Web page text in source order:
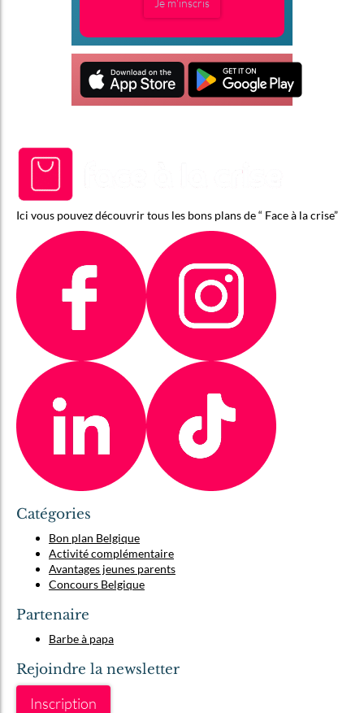
Je m'inscris
Ici vous pouvez découvrir tous les bons plans de “ Face à la crise”
Catégories
Bon plan Belgique
Activité complémentaire
Avantages jeunes parents
Concours Belgique
Partenaire
Barbe à papa
Rejoindre la newsletter
Inscription